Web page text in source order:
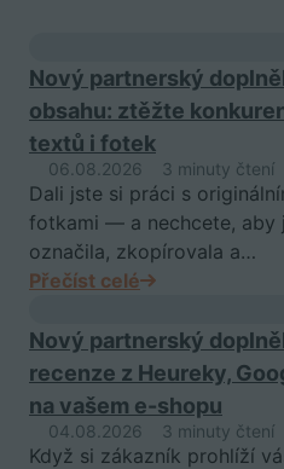
Nový partnerský
obsahu: ztěžte
textů i fotek
06.08.2026 3 minuty čtení
Dali jste si práci s
fotkami — a nechcete, aby
označila, zkopírovala a…
Přečíst celé
Nový partnerský
recenze z Heureky,
na vašem e-shopu
04.08.2026 3 minuty čtení
Když si zákazník prohlíží